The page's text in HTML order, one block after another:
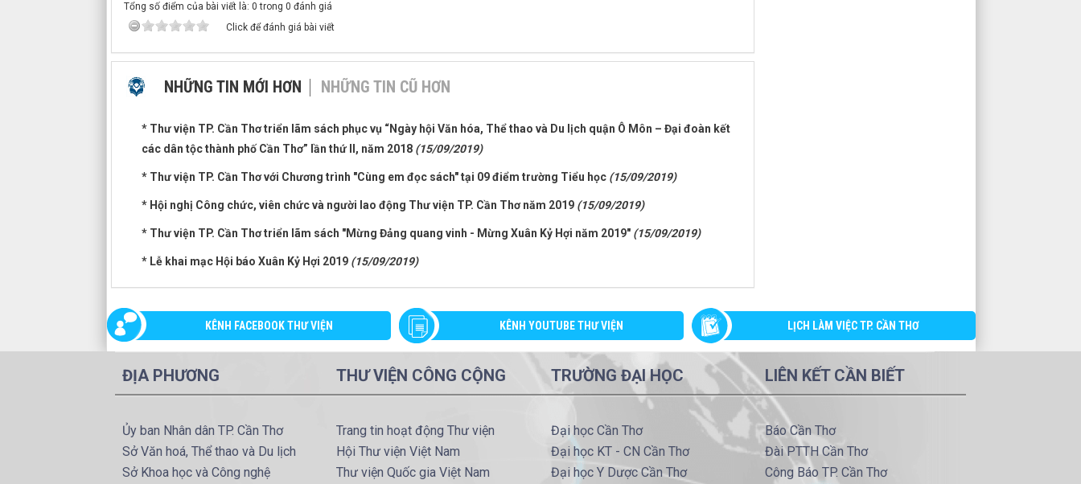
Tổng số điểm của bài viết là: 0 trong 0 đánh giá
Click để đánh giá bài viết
NHỮNG TIN MỚI HƠN NHỮNG TIN CŨ HƠN
* Thư viện TP. Cần Thơ triển lãm sách phục vụ “Ngày hội Văn hóa, Thể thao và Du lịch quận Ô Môn – Đại đoàn kết
các dân tộc thành phố Cần Thơ” lần thứ II, năm 2018 (15/09/2019)
* Thư viện TP. Cần Thơ với Chương trình "Cùng em đọc sách" tại 09 điểm trường Tiểu học (15/09/2019)
* Hội nghị Công chức, viên chức và người lao động Thư viện TP. Cần Thơ năm 2019 (15/09/2019)
* Thư viện TP. Cần Thơ triển lãm sách "Mừng Đảng quang vinh - Mừng Xuân Kỷ Hợi năm 2019" (15/09/2019)
* Lễ khai mạc Hội báo Xuân Kỷ Hợi 2019 (15/09/2019)
KÊNH FACEBOOK THƯ VIỆN KÊNH YOUTUBE THƯ VIỆN LỊCH LÀM VIỆC TP. CẦN THƠ
ĐỊA PHƯƠNG
Ủy ban Nhân dân TP. Cần Thơ
Sở Văn hoá, Thể thao và Du lịch
Sở Khoa học và Công nghệ
THƯ VIỆN CÔNG CỘNG
Trang tin hoạt động Thư viện
Hội Thư viện Việt Nam
Thư viện Quốc gia Việt Nam
TRƯỜNG ĐẠI HỌC
Đại học Cần Thơ
Đại học KT - CN Cần Thơ
Đại học Y Dược Cần Thơ
LIÊN KẾT CẦN BIẾT
Báo Cần Thơ
Đài PTTH Cần Thơ
Công Báo TP. Cần Thơ